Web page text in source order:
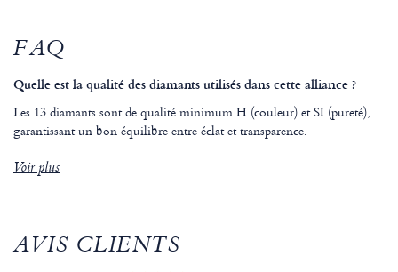
FAQ
Quelle est la qualité des diamants utilisés dans cette alliance ?
Les 13 diamants sont de qualité minimum H (couleur) et SI (pureté),
garantissant un bon équilibre entre éclat et transparence.
Voir plus
AVIS CLIENTS